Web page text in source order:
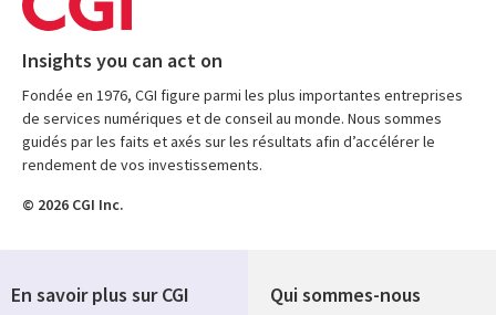
Insights you can act on
Fondée en 1976, CGI figure parmi les plus importantes entreprises
de services numériques et de conseil au monde. Nous sommes
guidés par les faits et axés sur les résultats afin d’accélérer le
rendement de vos investissements.
© 2026 CGI Inc.
Qui sommes-nous
En savoir plus sur CGI